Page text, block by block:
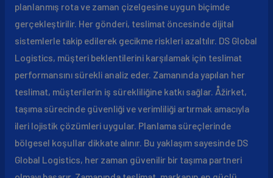
planlanmış rota ve zaman çizelgesine uygun biçimde
gerçekleştirilir. Her gönderi, teslimat öncesinde dijital
sistemlerle takip edilerek gecikme riskleri azaltılır. DS Global
Logistics, müşteri beklentilerini karşılamak için teslimat
performansını sürekli analiz eder. Zamanında yapılan her
teslimat, müşterilerin iş sürekliliğine katkı sağlar. Åžirket,
taşıma sürecinde güvenliği ve verimliliği artırmak amacıyla
ileri lojistik çözümleri uygular. Planlama süreçlerinde
bölgesel koşullar dikkate alınır. Bu yaklaşım sayesinde DS
Global Logistics, her zaman güvenilir bir taşıma partneri